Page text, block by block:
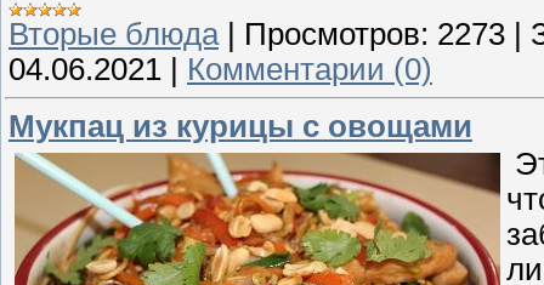
Вторые блюда | Просмотров: 2273 |
04.06.2021 | Комментарии (0)
Мукпац из курицы с овощами